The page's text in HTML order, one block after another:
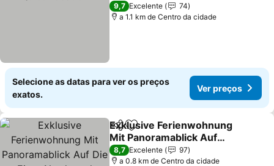
9,7 Excelente
74
a 1.1 km de Centro da cidade
Selecione as datas para ver os preços
exatos.
Ver preços
PartilharAdicionar aos favoritos
Exklusive Ferienwohnung
Mit Panoramablick Auf
Die Eiger Nordwand
8,7 Excelente
97
a 0.8 km de Centro da cidade